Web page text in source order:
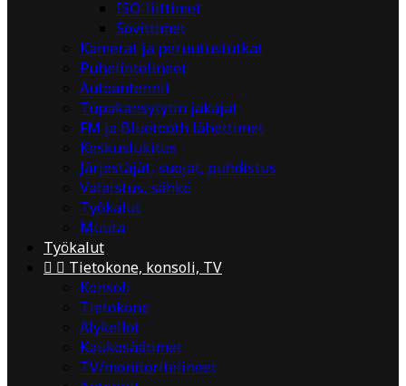
ISO-liittimet
Sovittimet
Kamerat ja peruutustutkat
Puhelintelineet
Autoantennit
Tupakansytytin jakajat
FM ja Bluetooth lähettimet
Keskuslukitus
Järjestäjät, suojat, puhdistus
Valaistus, sähkö
Työkalut
Muuta
Työkalut
  Tietokone, konsoli, TV
Konsoli
Tietokone
Älykellot
Kaukosäätimet
TV/monitoritelineet